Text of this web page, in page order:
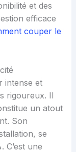
et des
efficace
couper le
intense et
rigoureux. Il
un atout
Son
se
C’est une